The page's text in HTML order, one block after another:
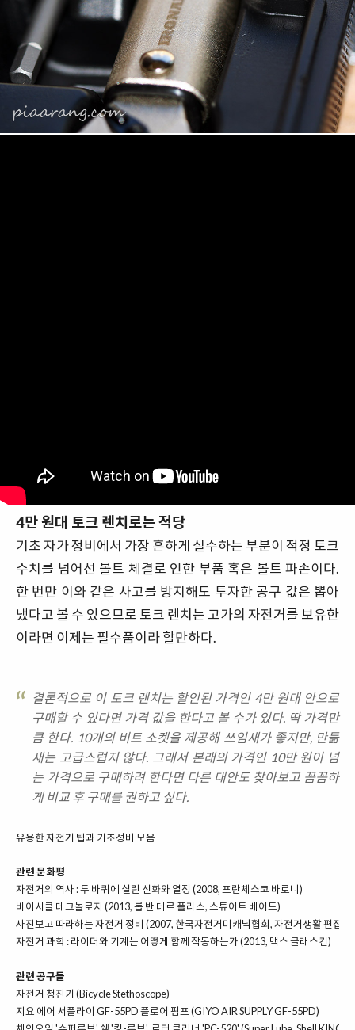
4만 원대 토크 렌치로는 적당
기초 자가 정비에서 가장 흔하게 실수하는 부분이 적정 토크
수치를 넘어선 볼트 체결로 인한 부품 혹은 볼트 파손이다.
한 번만 이와 같은 사고를 방지해도 투자한 공구 값은 뽑아
냈다고 볼 수 있으므로 토크 렌치는 고가의 자전거를 보유한
이라면 이제는 필수품이라 할만하다.
결론적으로 이 토크 렌치는 할인된 가격인 4만 원대 안으로
구매할 수 있다면 가격 값을 한다고 볼 수가 있다. 딱 가격만
큼 한다. 10개의 비트 소켓을 제공해 쓰임새가 좋지만, 만듦
새는 고급스럽지 않다. 그래서 본래의 가격인 10만 원이 넘
는 가격으로 구매하려 한다면 다른 대안도 찾아보고 꼼꼼하
게 비교 후 구매를 권하고 싶다.
유용한 자전거 팁과 기초정비 모음
관련 문화평
자전거의 역사 : 두 바퀴에 실린 신화와 열정 (2008, 프란체스코 바로니)
바이시클 테크놀로지 (2013, 롭 반 데르 플라스, 스튜어트 베어드)
사진보고 따라하는 자전거 정비 (2007, 한국자전거미캐닉협회, 자전거생활 편집부)
자전거 과학 : 라이더와 기계는 어떻게 함께 작동하는가 (2013, 맥스 글래스킨)
관련 공구들
자전거 청진기 (Bicycle Stethoscope)
지요 에어 서플라이 GF-55PD 플로어 펌프 (GIYO AIR SUPPLY GF-55PD)